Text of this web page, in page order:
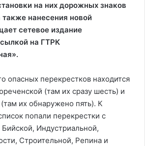
на них дорожных знаков
нанесения новой
сетевое издание
на ГТРК
опасных перекрестков находится
(там их сразу шесть) и
их обнаружено пять). К
попали перекрестки с
Индустриальной,
Строительной, Репина и